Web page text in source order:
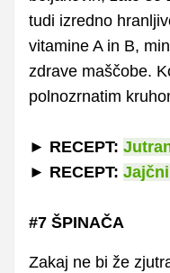
tudi izredno
vitamine A in B,
zdrave maščobe.
polnozrnatim
► RECEPT:
► RECEPT:
#7 ŠPINAČA
Zakaj ne bi že